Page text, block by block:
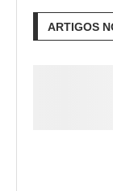
ARTIGOS